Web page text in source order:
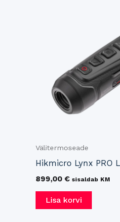
Välitermoseade
Hikmicro Lynx PRO
899,00 € sisaldab KM
Lisa korvi